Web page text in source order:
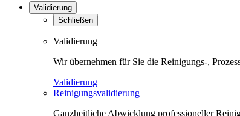
Validierung
Schließen
Validierung
Wir übernehmen für Sie die Reinigungs-,
Validierung
Reinigungsvalidierung
Ganzheitliche Abwicklung professioneller